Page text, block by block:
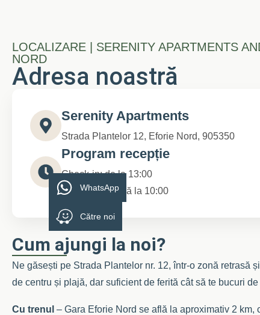
LOCALIZARE | SERENITY APARTMENTS
NORD
Adresa noastră
Serenity Apartments
Strada Plantelor 12, Eforie Nord, 905350
Program recepție
Check-in: de la 13:00
Check-out: până la 10:00
Cum ajungi la noi?
Ne găsești pe Strada Plantelor nr. 12, într-o zonă retrasă
de centru și plajă, dar suficient de ferită cât să te bucuri
Cu trenul – Gara Eforie Nord se află la aproximativ 2 km,
WhatsApp
Către noi